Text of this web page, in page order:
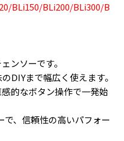
BLi150/BLi200/BLi300/B
ンソーです。
DIYまで幅広く使えます。
的なボタン操作で一発始
、信頼性の高いパフォー